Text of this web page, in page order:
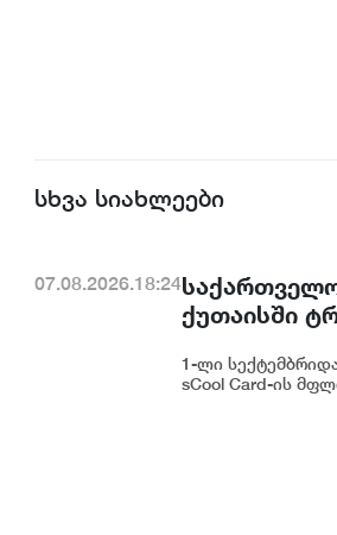
სხვა სიახლეები
07.08.2026.18:24
ქუთაისში
1-ლი
sCool Card-ის